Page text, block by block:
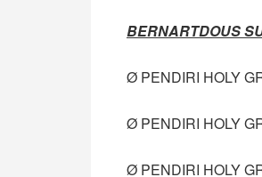
BERNARTDOUS
Ø PENDIRI HOLY
Ø PENDIRI HOLY
Ø PENDIRI HOLY